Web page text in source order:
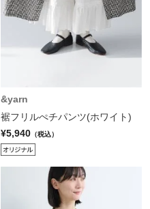
&yarn
裾フリルぺチパンツ(ホワイト)
¥5,940 （税込）